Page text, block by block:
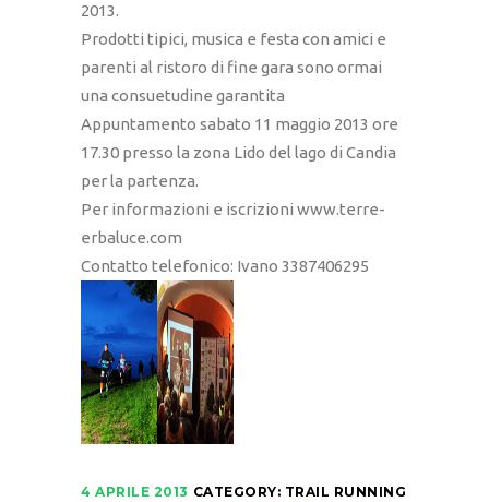
2013.
Prodotti tipici, musica e festa con amici e
parenti al ristoro di fine gara sono ormai
una consuetudine garantita
Appuntamento sabato 11 maggio 2013 ore
17.30 presso la zona Lido del lago di Candia
per la partenza.
Per informazioni e iscrizioni www.terre-
erbaluce.com
Contatto telefonico: Ivano 3387406295
4 APRILE 2013 CATEGORY: TRAIL RUNNING